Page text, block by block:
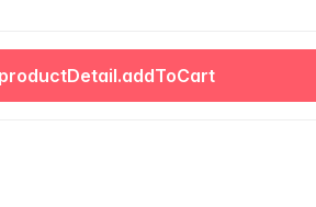
productDetail.addToCart